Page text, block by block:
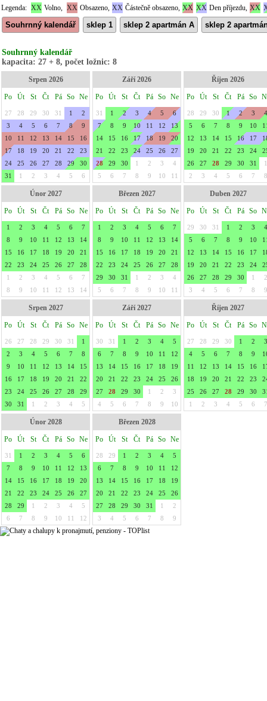
Legenda: XX Volno, XX Obsazeno, XX Částečně obsazeno, XX XX Den příjezdu, XX
Souhrnný kalendář sklep 1 sklep 2 apartmán A sklep 2
Souhrnný kalendář
kapacita: 27 + 8, počet ložnic: 8
Srpen 2026
Po Út St Čt Pá So Ne
27 28 29 30 31 1
2
3
4 5 6 7 8
9
10
11 12 13 14 15
16
17
18 19 20 21 22
23
24
25 26 27 28 29
30
31
1 2 3 4 5 6
Září 2026
Po Út St Čt Pá So Ne
31 1 2 3 4 5
6
7
8 9 10 11 12
13
14
15 16 17 18 19
20
21
22 23 24 25 26
27
28
29 30 1 2 3
4
5
6 7 8 9 10 11
Říjen 2026
Po Út St Čt Pá So
28 29 30 1 2 3
4
5
6 7 8 9 10
12
13 14 15 16 17
19
20 21 22 23 24
26
27 28 29 30 31
1
2
3 4 5 6 7 8
Únor 2027
Po Út St Čt Pá So Ne
1 2 3 4 5 6
7
8
9 10 11 12 13
14
15
16 17 18 19 20
21
22
23 24 25 26 27
28
1
2 3 4 5 6
7
8
9 10 11 12 13 14
Březen 2027
Po Út St Čt Pá So Ne
1 2 3 4 5 6
7
8
9 10 11 12 13
14
15
16 17 18 19 20
21
22
23 24 25 26 27
28
29
30 31 1 2 3
4
5
6 7 8 9 10 11
Duben 2027
Po Út St Čt Pá So
29 30 31 1 2 3
4
5
6 7 8 9 10
12
13 14 15 16 17
19
20 21 22 23 24
26
27 28 29 30 1
2
3
4 5 6 7 8 9
Srpen 2027
Po Út St Čt Pá So Ne
26 27 28 29 30 31
1
2
3 4 5 6 7
8
9
10 11 12 13 14
15
16
17 18 19 20 21
22
23
24 25 26 27 28
29
30
31 1 2 3 4 5
Září 2027
Po Út St Čt Pá So Ne
30 31 1 2 3 4
5
6
7 8 9 10 11
12
13
14 15 16 17 18
19
20
21 22 23 24 25
26
27
28 29 30 1 2
3
4
5 6 7 8 9 10
Říjen 2027
Po Út St Čt Pá So
27 28 29 30 1 2
3
4
5 6 7 8 9
11
12 13 14 15 16
18
19 20 21 22 23
25
26 27 28 29 30
1
2 3 4 5 6 7
Únor 2028
Po Út St Čt Pá So Ne
31 1 2 3 4 5
6
7
8 9 10 11 12
13
14
15 16 17 18 19
20
21
22 23 24 25 26
27
28
29 1 2 3 4
5
6
7 8 9 10 11 12
Březen 2028
Po Út St Čt Pá So Ne
28 29 1 2 3 4
5
6
7 8 9 10 11
12
13
14 15 16 17 18
19
20
21 22 23 24 25
26
27
28 29 30 31 1
2
3
4 5 6 7 8 9